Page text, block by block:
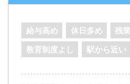
給与高め 休日多め 残
教育制度よし 駅から近い